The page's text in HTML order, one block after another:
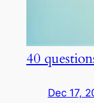
40
Dec 17,